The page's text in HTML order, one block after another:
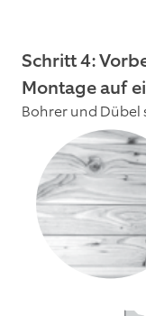
Schritt 4:
Montage auf
Bohrer und